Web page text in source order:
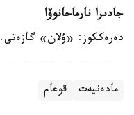
جادىرا نارماحانوۆا
دەرەككوز: «ۇلان» گازەتى. 2012- جىل
مادەنيەت قوعام